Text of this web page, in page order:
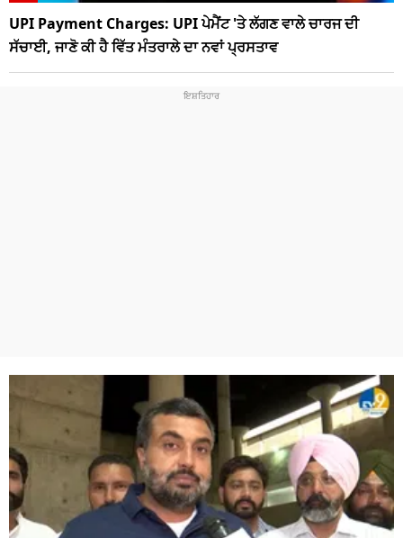
UPI Payment Charges: UPI ਪੇਮੈਂਟ 'ਤੇ ਲੱਗਣ ਵਾਲੇ ਚਾਰਜ ਦੀ
ਸੱਚਾਈ, ਜਾਣੋ ਕੀ ਹੈ ਵਿੱਤ ਮੰਤਰਾਲੇ ਦਾ ਨਵਾਂ ਪ੍ਰਸਤਾਵ